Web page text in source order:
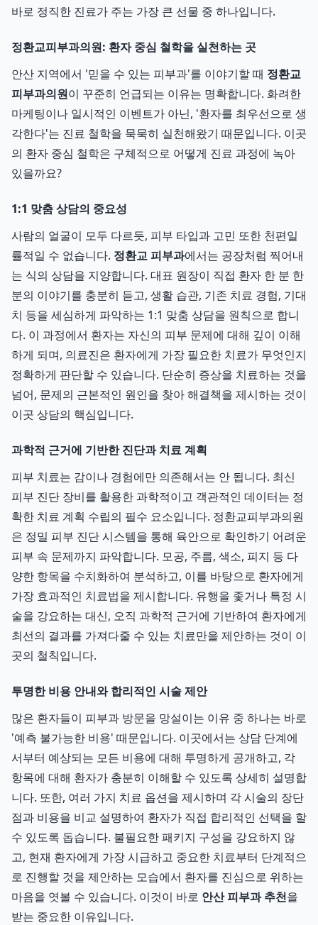
바로 정직한 진료가 주는 가장 큰 선물 중 하나입니다.
정환교피부과의원: 환자 중심 철학을 실천하는 곳
안산 지역에서 '믿을 수 있는 피부과'를 이야기할 때 정환교
피부과의원이 꾸준히 언급되는 이유는 명확합니다. 화려한
마케팅이나 일시적인 이벤트가 아닌, '환자를 최우선으로 생
각한다'는 진료 철학을 묵묵히 실천해왔기 때문입니다. 이곳
의 환자 중심 철학은 구체적으로 어떻게 진료 과정에 녹아
있을까요?
1:1 맞춤 상담의 중요성
사람의 얼굴이 모두 다르듯, 피부 타입과 고민 또한 천편일
률적일 수 없습니다. 정환교 피부과에서는 공장처럼 찍어내
는 식의 상담을 지양합니다. 대표 원장이 직접 환자 한 분 한
분의 이야기를 충분히 듣고, 생활 습관, 기존 치료 경험, 기대
치 등을 세심하게 파악하는 1:1 맞춤 상담을 원칙으로 합니
다. 이 과정에서 환자는 자신의 피부 문제에 대해 깊이 이해
하게 되며, 의료진은 환자에게 가장 필요한 치료가 무엇인지
정확하게 판단할 수 있습니다. 단순히 증상을 치료하는 것을
넘어, 문제의 근본적인 원인을 찾아 해결책을 제시하는 것이
이곳 상담의 핵심입니다.
과학적 근거에 기반한 진단과 치료 계획
피부 치료는 감이나 경험에만 의존해서는 안 됩니다. 최신
피부 진단 장비를 활용한 과학적이고 객관적인 데이터는 정
확한 치료 계획 수립의 필수 요소입니다. 정환교피부과의원
은 정밀 피부 진단 시스템을 통해 육안으로 확인하기 어려운
피부 속 문제까지 파악합니다. 모공, 주름, 색소, 피지 등 다
양한 항목을 수치화하여 분석하고, 이를 바탕으로 환자에게
가장 효과적인 치료법을 제시합니다. 유행을 좇거나 특정 시
술을 강요하는 대신, 오직 과학적 근거에 기반하여 환자에게
최선의 결과를 가져다줄 수 있는 치료만을 제안하는 것이 이
곳의 철칙입니다.
투명한 비용 안내와 합리적인 시술 제안
많은 환자들이 피부과 방문을 망설이는 이유 중 하나는 바로
'예측 불가능한 비용' 때문입니다. 이곳에서는 상담 단계에
서부터 예상되는 모든 비용에 대해 투명하게 공개하고, 각
항목에 대해 환자가 충분히 이해할 수 있도록 상세히 설명합
니다. 또한, 여러 가지 치료 옵션을 제시하며 각 시술의 장단
점과 비용을 비교 설명하여 환자가 직접 합리적인 선택을 할
수 있도록 돕습니다. 불필요한 패키지 구성을 강요하지 않
고, 현재 환자에게 가장 시급하고 중요한 치료부터 단계적으
로 진행할 것을 제안하는 모습에서 환자를 진심으로 위하는
마음을 엿볼 수 있습니다. 이것이 바로 안산 피부과 추천을
받는 중요한 이유입니다.